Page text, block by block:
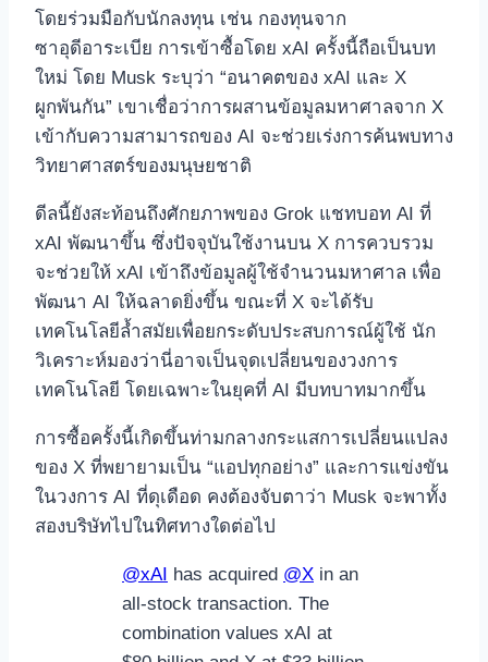
โดยร่วมมือกับนักลงทุน เช่น กองทุนจาก
ซาอุดีอาระเบีย การเข้าซื้อโดย xAI ครั้งนี้ถือเป็นบท
ใหม่ โดย Musk ระบุว่า “อนาคตของ xAI และ X
ผูกพันกัน” เขาเชื่อว่าการผสานข้อมูลมหาศาลจาก X
เข้ากับความสามารถของ AI จะช่วยเร่งการค้นพบทาง
วิทยาศาสตร์ของมนุษยชาติ
ดีลนี้ยังสะท้อนถึงศักยภาพของ Grok แชทบอท AI ที่
xAI พัฒนาขึ้น ซึ่งปัจจุบันใช้งานบน X การควบรวม
จะช่วยให้ xAI เข้าถึงข้อมูลผู้ใช้จำนวนมหาศาล เพื่อ
พัฒนา AI ให้ฉลาดยิ่งขึ้น ขณะที่ X จะได้รับ
เทคโนโลยีล้ำสมัยเพื่อยกระดับประสบการณ์ผู้ใช้ นัก
วิเคราะห์มองว่านี่อาจเป็นจุดเปลี่ยนของวงการ
เทคโนโลยี โดยเฉพาะในยุคที่ AI มีบทบาทมากขึ้น
การซื้อครั้งนี้เกิดขึ้นท่ามกลางกระแสการเปลี่ยนแปลง
ของ X ที่พยายามเป็น “แอปทุกอย่าง” และการแข่งขัน
ในวงการ AI ที่ดุเดือด คงต้องจับตาว่า Musk จะพาทั้ง
สองบริษัทไปในทิศทางใดต่อไป
@xAI has acquired @X in an
all-stock transaction. The
combination values xAI at